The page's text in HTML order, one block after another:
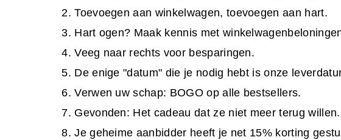
Toevoegen aan winkelwagen, toevoegen aan hart.
Hart ogen? Maak kennis met
Veeg naar rechts voor besparingen.
De enige "datum" die je nodig hebt is onze
Verwen uw schap: BOGO op alle bestsellers.
Gevonden: Het cadeau dat ze niet meer terug willen.
Je geheime aanbidder heeft je net 15% korting